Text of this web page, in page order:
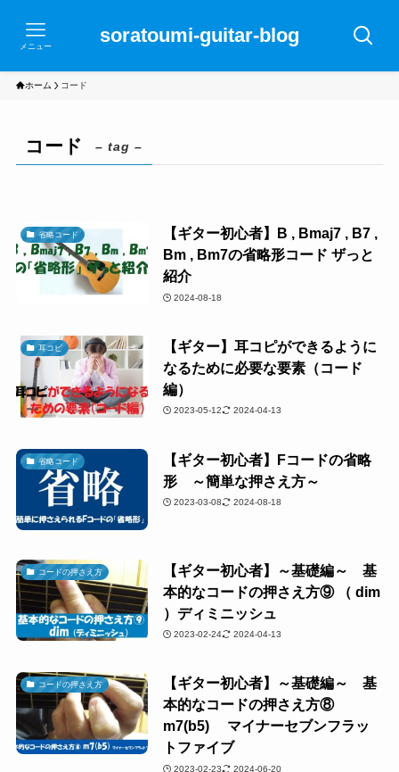
soratoumi-guitar-blog
メニュー
ホーム コード
コード – tag –
省略コード
【ギター初心者】B , Bmaj7 , B7 ,
Bm , Bm7の省略形コード ザっと
紹介
2024-08-18
耳コピ
【ギター】耳コピができるように
なるために必要な要素（コード
編）
2023-05-12 2024-04-13
省略コード
【ギター初心者】Fコードの省略
形 ～簡単な押さえ方～
2023-03-08 2024-08-18
コードの押さえ方
【ギター初心者】～基礎編～ 基
本的なコードの押さえ方⑨ （ dim
）ディミニッシュ
2023-02-24 2024-04-13
コードの押さえ方
【ギター初心者】～基礎編～ 基
本的なコードの押さえ方⑧
m7(b5) マイナーセブンフラッ
トファイブ
2023-02-23 2024-06-20